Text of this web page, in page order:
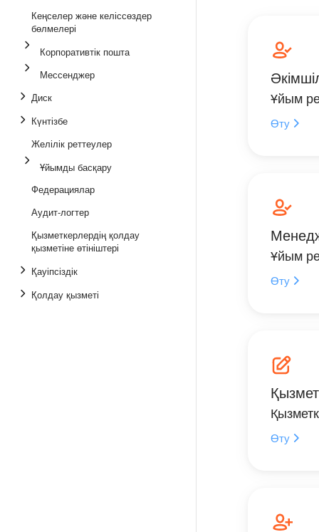
Кеңселер және келіссөздер
бөлмелері
Корпоративтік пошта
Мессенджер
Диск
Күнтізбе
Желілік реттеулер
Ұйымды басқару
Федерациялар
Аудит-логтер
Қызметкерлердің қолдау
қызметіне өтініштері
Қауіпсіздік
Қолдау қызметі
Ұйым
Өту
Ұйым
Өту
Өту